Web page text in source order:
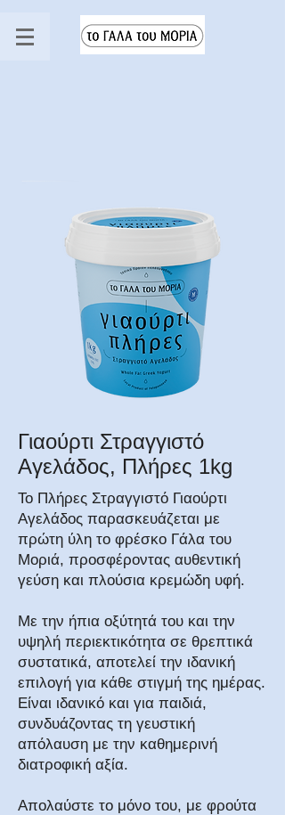
Γιαούρτι Στραγγιστό
Αγελάδος, Πλήρες 1kg
Το Πλήρες Στραγγιστό Γιαούρτι
Αγελάδος παρασκευάζεται με
πρώτη ύλη το φρέσκο Γάλα του
Μοριά, προσφέροντας αυθεντική
γεύση και πλούσια κρεμώδη υφή.
Με την ήπια οξύτητά του και την
υψηλή περιεκτικότητα σε θρεπτικά
συστατικά, αποτελεί την ιδανική
επιλογή για κάθε στιγμή της ημέρας.
Είναι ιδανικό και για παιδιά,
συνδυάζοντας τη γευστική
απόλαυση με την καθημερινή
διατροφική αξία.
Απολαύστε το μόνο του, με φρούτα